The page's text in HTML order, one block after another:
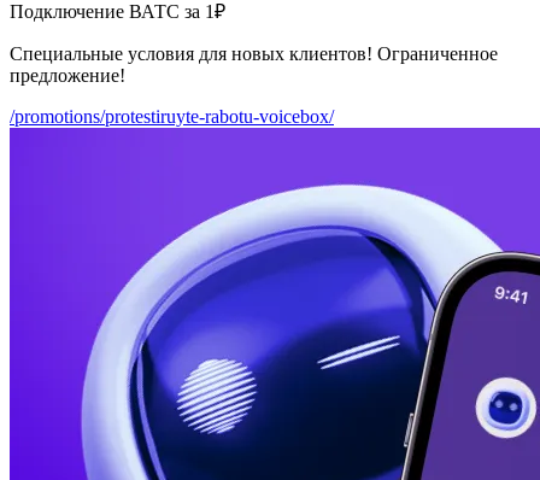
Подключение ВАТС за 1₽
Специальные условия для новых клиентов! Ограниченное
предложение!
/promotions/protestiruyte-rabotu-voicebox/